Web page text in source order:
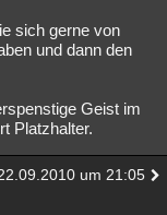
sich gerne von
und dann den
Geist im
Platzhalter.
um 21:05